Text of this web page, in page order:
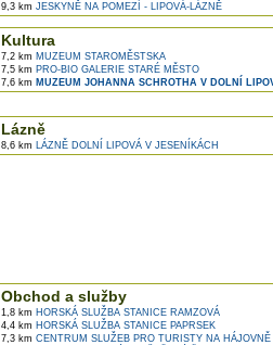
9,3 km JESKYNĚ NA POMEZÍ - LIPOVÁ-LÁZNĚ
Kultura
7,2 km MUZEUM STAROMĚSTSKA
7,5 km PRO-BIO GALERIE STARÉ MĚSTO
7,6 km MUZEUM JOHANNA SCHROTHA V DOLNÍ
Lázně
8,6 km LÁZNĚ DOLNÍ LIPOVÁ V JESENÍKÁCH
Obchod a služby
1,8 km HORSKÁ SLUŽBA STANICE RAMZOVÁ
4,4 km HORSKÁ SLUŽBA STANICE PAPRSEK
7,3 km CENTRUM SLUŽEB PRO TURISTY NA HÁJOVNĚ